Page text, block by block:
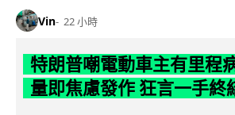
Vin 22 小時
特朗普嘲電動車主有里程
量即焦慮發作 狂言一手終